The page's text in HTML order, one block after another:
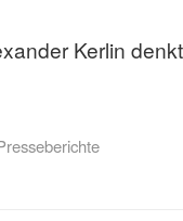
Kerlin